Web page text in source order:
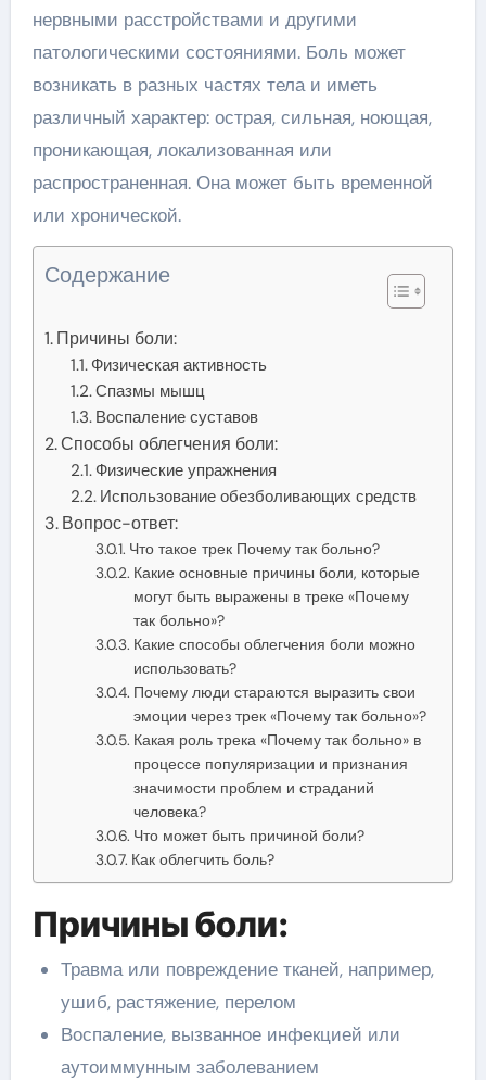
нервными расстройствами и другими
патологическими состояниями. Боль может
возникать в разных частях тела и иметь
различный характер: острая, сильная, ноющая,
проникающая, локализованная или
распространенная. Она может быть временной
или хронической.
Содержание
Причины боли:
Физическая активность
Спазмы мышц
Воспаление суставов
Способы облегчения боли:
Физические упражнения
Использование обезболивающих средств
Вопрос-ответ:
Что такое трек Почему так больно?
Какие основные причины боли, которые
могут быть выражены в треке «Почему
так больно»?
Какие способы облегчения боли можно
использовать?
Почему люди стараются выразить свои
эмоции через трек «Почему так больно»?
Какая роль трека «Почему так больно» в
процессе популяризации и признания
значимости проблем и страданий
человека?
Что может быть причиной боли?
Как облегчить боль?
Причины боли:
Травма или повреждение тканей, например,
ушиб, растяжение, перелом
Воспаление, вызванное инфекцией или
аутоиммунным заболеванием